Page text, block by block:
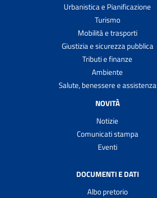
Urbanistica e Pianificazione
Turismo
Mobilità e trasporti
Giustizia e sicurezza pubblica
Tributi e finanze
Ambiente
Salute, benessere e assistenza
NOVITÀ
Notizie
Comunicati stampa
Eventi
DOCUMENTI E DATI
Albo pretorio